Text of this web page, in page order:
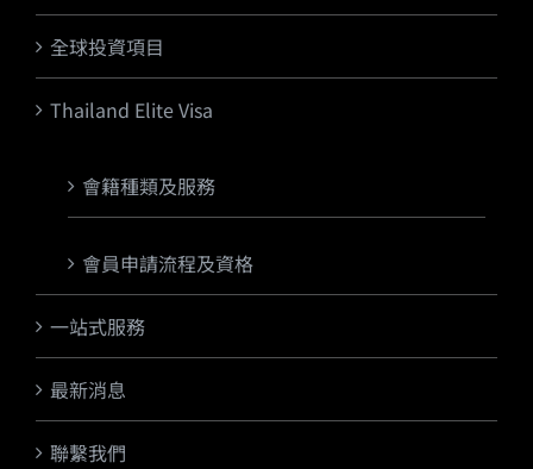
全球投資項目
Thailand Elite Visa
會籍種類及服務
會員申請流程及資格
一站式服務
最新消息
聯繫我們